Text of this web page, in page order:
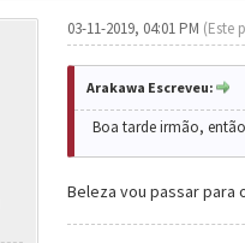
03-11-2019, 04:01 PM (Este
Arakawa Escreveu:
Boa tarde irmão,
Beleza vou passar para